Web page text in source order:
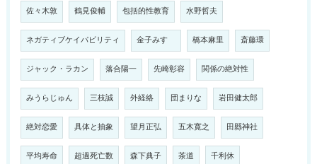
佐々木敦 鶴見俊輔 包括的性教育 水野哲夫
ネガティブケイパビリティ 金子みすゞ 橋本麻里 斎藤環
ジャック・ラカン 落合陽一 先崎彰容 関係の絶対性
みうらじゅん 三枝誠 外経絡 団まりな 岩田健太郎
絶対恋愛 具体と抽象 望月正弘 五木寛之 田縣神社
平均寿命 超過死亡数 森下典子 茶道 千利休